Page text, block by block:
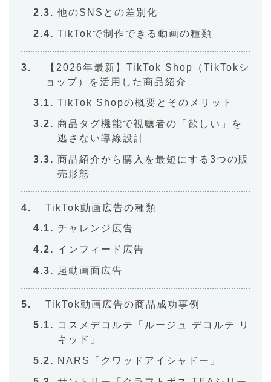
他のSNSとの差別化
TikTokで制作できる動画の種類
【2026年最新】TikTok Shop（TikTokシ
ョップ）を活用した商品紹介
TikTok Shopの概要とそのメリット
商品タグ機能で視聴者の「欲しい」を
逃さない導線設計
商品紹介から購入を最短にする3つの販
売形態
TikTok動画広告の種類
チャレンジ広告
インフィード広告
起動画面広告
TikTok動画広告の商品成功事例
コスメデコルテ「ルージュ デコルテ リ
キッド」
NARS「クワッドアイシャドー」